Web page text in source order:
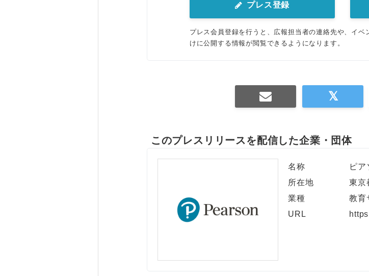
プレス登録
プレス会員登録を行うと、広報担当者の連絡先や、イ
けに公開する情報が閲覧できるようになります。
このプレスリリースを配信した企業・団体
名称
ピ
所在地
東京
業種
教育
URL